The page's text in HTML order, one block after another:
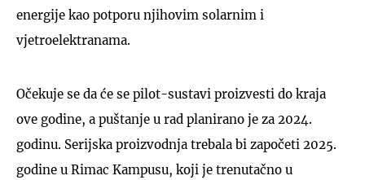
energije kao potporu njihovim solarnim i
vjetroelektranama.
Očekuje se da će se pilot-sustavi proizvesti do kraja
ove godine, a puštanje u rad planirano je za 2024.
godinu. Serijska proizvodnja trebala bi započeti 2025.
godine u Rimac Kampusu, koji je trenutačno u